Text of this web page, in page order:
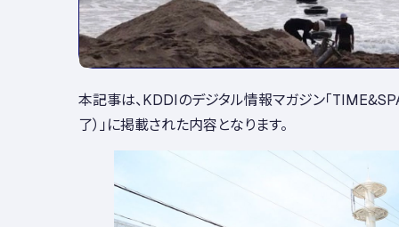
本記事は、KDDIのデジタル情報マガジン「
了）」に掲載された内容となります。